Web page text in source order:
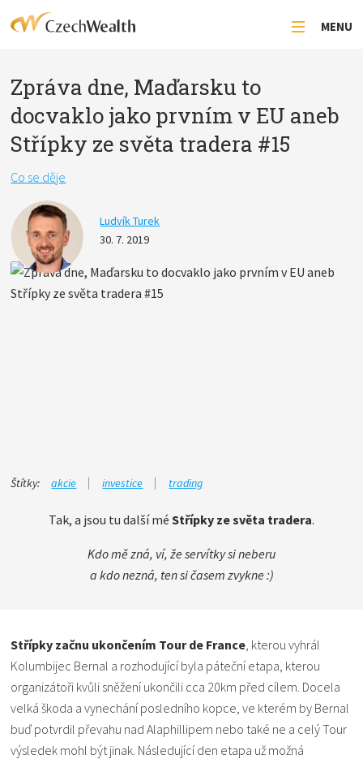
MENU
Zpráva dne, Maďarsku to
docvaklo jako prvním v EU aneb
Střípky ze světa tradera #15
Co se děje
Ludvík Turek
30. 7. 2019
Štítky: akcie investice trading
Tak, a jsou tu další mé Střípky ze světa tradera.
Kdo mě zná, ví, že servítky si neberu
a kdo nezná, ten si časem zvykne :)
Střípky začnu ukončením Tour de France , kterou vyhrál
Kolumbijec Bernal a rozhodující byla páteční etapa, kterou
organizátoři kvůli sněžení ukončili cca 20km před cílem. Docela
velká škoda a vynechání posledního kopce, ve kterém by Bernal
buď potvrdil převahu nad Alaphillipem nebo také ne a celý Tour
výsledek mohl být jinak. Následující den etapa už možná